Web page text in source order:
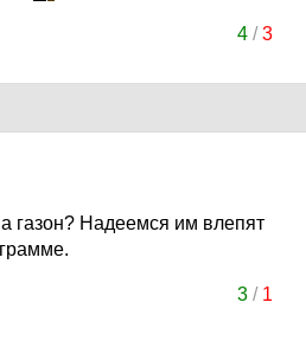
4/3
газон? Надеемся им влепят
3/ 1